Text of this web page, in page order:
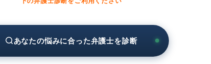
く利用する方法
めておく
あなたの悩みに合った弁護士を診断